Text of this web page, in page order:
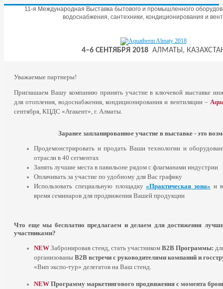
11-я Международная Выставка бытового и промышленного
водоснабжения, сантехники, кондиционирования и
4–6 СЕНТЯБРЯ 2018АЛМАТЫ,
Уважаемые партнеры!
Приглашаем Вашу компанию принять участие в ключевой выставке
для отопления, водоснабжения, кондиционирования и вентиляции –
сентября, КЦДС «Атакент», г. Алматы.
Заранее запланированное участие в выставке - это
Продемонстрировать и продать Ваши технологии и
отрасли в 40 сегментах
Занять лучшие места в павильоне рядом с флагманами индустрии
Оплачивать за участие по удобному для Вас графику
Использовать специальную площадку«Практическая зона» и
время семинаров для продвижения Вашей продукции
Что еще мы бесплатно предлагаем и делаем для достижения
участниками?
NEW Забронировав стенд, стать участником В2В Программы:
организованы B2B встречи с руководителями компаний и
«Вип экспо-тур» делегатов на Ваш стенд.
NEW Программу маркетингового продвижения с момента